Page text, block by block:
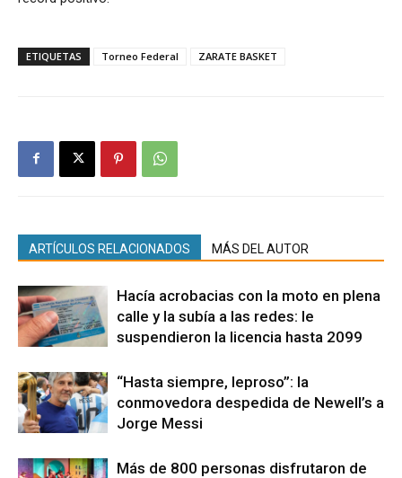
ETIQUETAS Torneo Federal ZARATE BASKET
ARTÍCULOS RELACIONADOS MÁS DEL AUTOR
Hacía acrobacias con la moto en plena
calle y la subía a las redes: le
suspendieron la licencia hasta 2099
“Hasta siempre, leproso”: la
conmovedora despedida de Newell’s a
Jorge Messi
Más de 800 personas disfrutaron de